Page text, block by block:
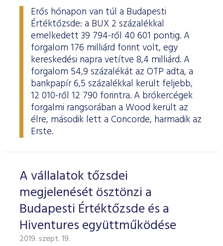
Erős hónapon van túl a Budapesti
Értéktőzsde: a BUX 2 százalékkal
emelkedett 39 794-ről 40 601 pontig. A
forgalom 176 milliárd forint volt, egy
kereskedési napra vetítve 8,4 milliárd. A
forgalom 54,9 százalékát az OTP adta, a
bankpapír 6,5 százalékkal került feljebb,
12 010-ről 12 790 forintra. A brókercégek
forgalmi rangsorában a Wood került az
élre, második lett a Concorde, harmadik az
Erste.
A vállalatok tőzsdei
megjelenését ösztönzi a
Budapesti Értéktőzsde és a
Hiventures együttműködése
2019. szept. 19.